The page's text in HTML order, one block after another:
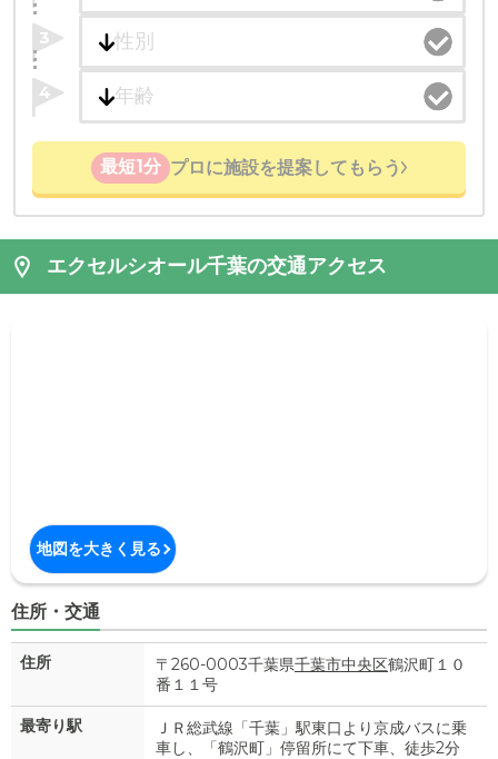
3
4
最短1分 プロに施設を提案してもらう
エクセルシオール千葉の交通アクセス
地図を大きく見る
住所・交通
住所 〒260-0003千葉県千葉市中央区鶴沢町１０
番１１号
最寄り駅
ＪＲ総武線「千葉」駅東口より京成バスに乗
車し、「鶴沢町」停留所にて下車、徒歩2分